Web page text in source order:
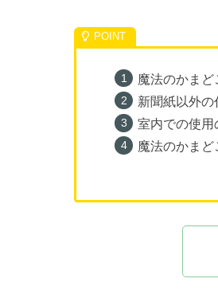
魔法のかま
新聞紙以外の
室内での使用
魔法のかま